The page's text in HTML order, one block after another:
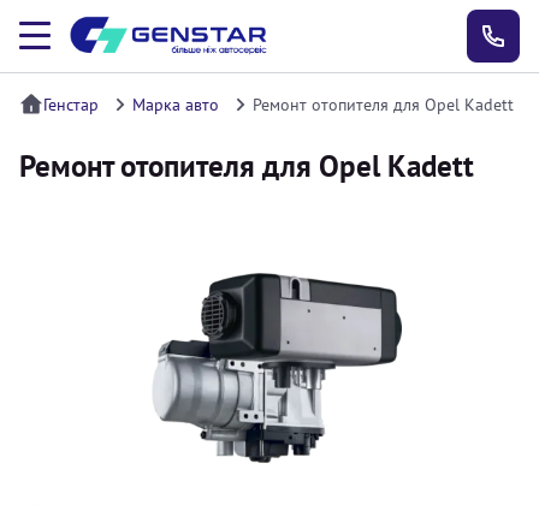
Генстар Марка авто Ремонт отопителя для Opel Kadett
Ремонт отопителя для Opel Kadett